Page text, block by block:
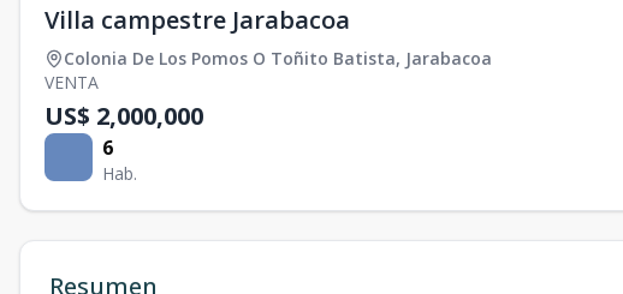
Villa campestre Jarabacoa
Colonia De Los Pomos O Toñito Batista, Jarabacoa
VENTA
US$ 2,000,000
6
Hab.
Resumen